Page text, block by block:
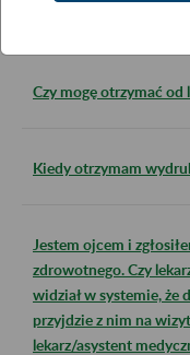
Czy mogę otrzymać
Kiedy otrzymam
Jestem ojcem i
zdrowotnego. Czy
widział w systemie, że
przyjdzie z nim na
lekarz/asystent